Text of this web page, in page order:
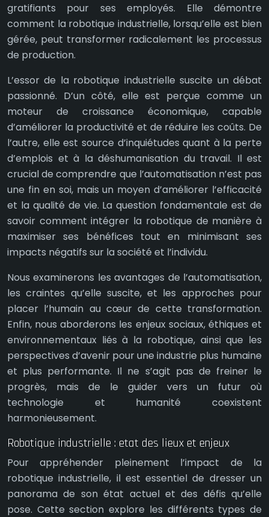
gratifiants pour ses employés. Elle démontre
comment la robotique industrielle, lorsqu’elle est bien
gérée, peut transformer radicalement les processus
de production.
L’essor de la robotique industrielle suscite un débat
passionné. D’un côté, elle est perçue comme un
moteur de croissance économique, capable
d’améliorer la productivité et de réduire les coûts. De
l’autre, elle est source d’inquiétudes quant à la perte
d’emplois et à la déshumanisation du travail. Il est
crucial de comprendre que l’automatisation n’est pas
une fin en soi, mais un moyen d’améliorer l’efficacité
et la qualité de vie. La question fondamentale est de
savoir comment intégrer la robotique de manière à
maximiser ses bénéfices tout en minimisant ses
impacts négatifs sur la société et l’individu.
Nous examinerons les avantages de l’automatisation,
les craintes qu’elle suscite, et les approches pour
placer l’humain au cœur de cette transformation.
Enfin, nous aborderons les enjeux sociaux, éthiques et
environnementaux liés à la robotique, ainsi que les
perspectives d’avenir pour une industrie plus humaine
et plus performante. Il ne s’agit pas de freiner le
progrès, mais de le guider vers un futur où
technologie et humanité coexistent
harmonieusement.
Robotique industrielle : etat des lieux et enjeux
Pour appréhender pleinement l’impact de la
robotique industrielle, il est essentiel de dresser un
panorama de son état actuel et des défis qu’elle
pose. Cette section explore les différents types de